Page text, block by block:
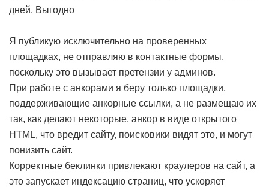
дней. Выгодно
Я публикую исключительно на проверенных
площадках, не отправляю в контактные формы,
поскольку это вызывает претензии у админов.
При работе с анкорами я беру только площадки,
поддерживающие анкорные ссылки, а не размещаю их
так, как делают некоторые, анкор в виде открытого
HTML, что вредит сайту, поисковики видят это, и могут
понизить сайт.
Корректные беклинки привлекают краулеров на сайт, а
это запускает индексацию страниц, что ускоряет